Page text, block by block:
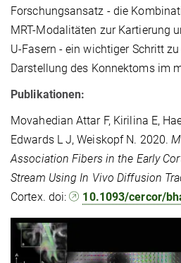
For­schungsansatz - die
MRT-Modalitäten zur Kartierung
U‑Fasern - ein wichtiger Schritt
Dar­stel­lung des Konnektoms im
Publikationen:
Movahedian Attar F, Kirilina E,
Edwards L J, Weiskopf N. 2020.
Association Fibers in the Early
Stream Using In Vivo Diffusion
Cortex. doi:
10.1093/cercor/